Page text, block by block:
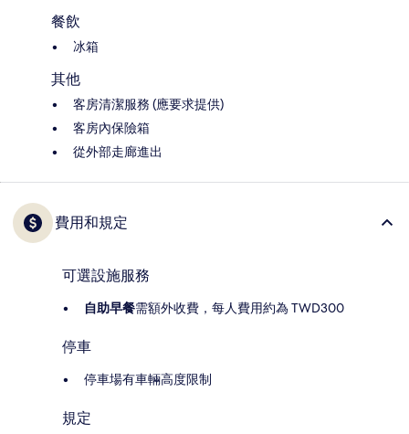
餐飲
冰箱
其他
客房清潔服務 (應要求提供)
客房內保險箱
從外部走廊進出
費用和規定
可選設施服務
自助早餐需額外收費，每人費用約為 TWD300
停車
停車場有車輛高度限制
規定